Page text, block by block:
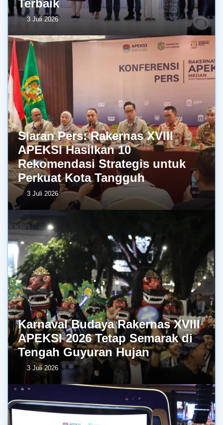
Terbaik
3 Juli 2026
Siaran Pers: Rakernas XVIII
APEKSI Hasilkan 10
Rekomendasi Strategis untuk
Perkuat Kota Tangguh
3 Juli 2026
Karnaval Budaya Rakernas XVIII
APEKSI 2026 Tetap Semarak di
Tengah Guyuran Hujan
3 Juli 2026